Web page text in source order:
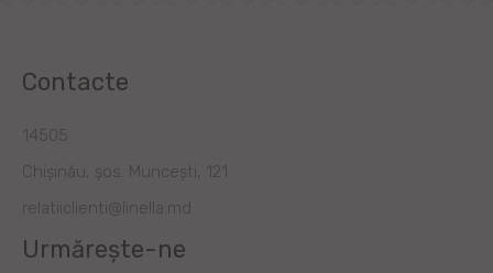
Contacte
14505
Chișinău, șos. Muncești, 121
relatiiclienti@linella.md
Urmărește-ne